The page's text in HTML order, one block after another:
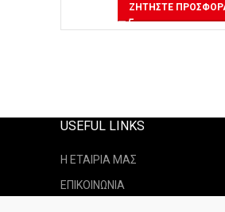
ΖΗΤΉΣΤΕ
USEFUL LINKS
Η ΕΤΑΙΡΙΑ ΜΑΣ
ΕΠΙΚΟΙΝΩΝΙΑ